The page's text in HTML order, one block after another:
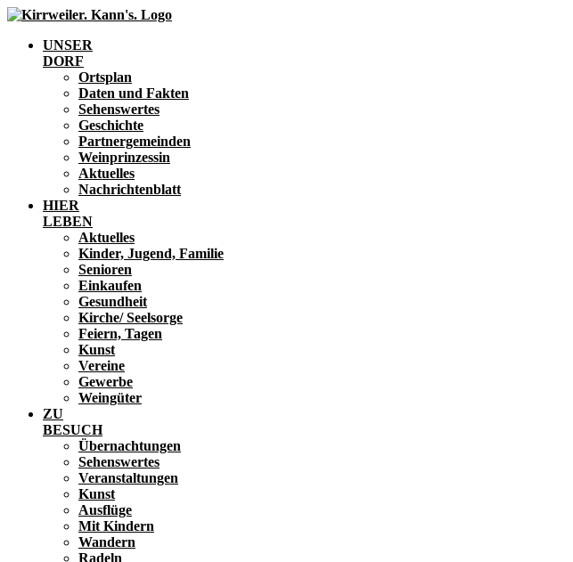
UNSER
DORF
Ortsplan
Daten und Fakten
Sehenswertes
Geschichte
Partnergemeinden
Weinprinzessin
Aktuelles
Nachrichtenblatt
HIER
LEBEN
Aktuelles
Kinder, Jugend, Familie
Senioren
Einkaufen
Gesundheit
Kirche/ Seelsorge
Feiern, Tagen
Kunst
Vereine
Gewerbe
Weingüter
ZU
BESUCH
Übernachtungen
Sehenswertes
Veranstaltungen
Kunst
Ausflüge
Mit Kindern
Wandern
Radeln